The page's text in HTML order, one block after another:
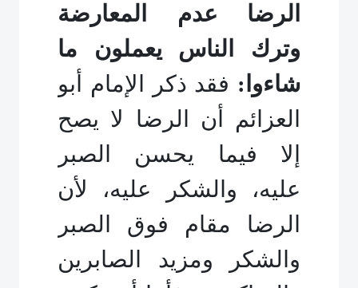
الرضا عدم المعارضة
وترك الناس يعملون ما
شاءوا: فقد ذكر الإمام أبو
العزائم أن الرضا لا يصح
إلا فيما يحسن الصبر
عليه، والشكر عليه، لأن
الرضا مقام فوق الصبر
والشكر ومزيد الصابرين